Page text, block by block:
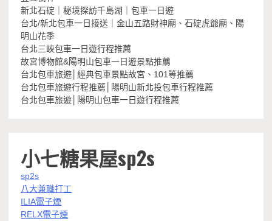
新北石碇｜秘境探訪千島湖｜包車一日遊
台北/新北包車一日接送｜金山五路財神廟、石碇虎爺廟、陽
明山花季
台北三峽包車一日遊行程推薦
故宮博物館&陽明山包車一日遊景點推薦
台北包車旅遊│經典包車景點故宮、101等推薦
台北包車旅遊行程推薦│陽明山新北投包車行程推薦
台北包車旅遊│陽明山包車一日遊行程推薦
小七糖果屋sp2s
sp2s
八大兼職打工
ILIA電子煙
RELX電子煙